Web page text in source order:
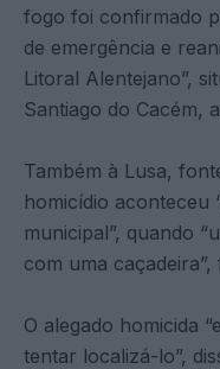
fogo foi confirmado
de emergência e
Litoral Alentejano”,
Santiago do Cacém,
Também à Lusa,
homicídio aconteceu
municipal”, quando
com uma
O alegado homicida
tentar localizá-lo”,